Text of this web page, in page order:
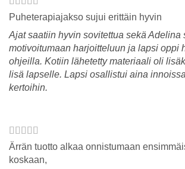
Puheterapiajakso sujui erittäin hyvin
Ajat saatiin hyvin sovitettua sekä Adelina
motivoitumaan harjoitteluun ja lapsi oppi
ohjeilla. Kotiin lähetetty materiaali oli
lisä lapselle. Lapsi osallistui aina
kertoihin.
Ärrän tuotto alkaa onnistumaan
koskaan,